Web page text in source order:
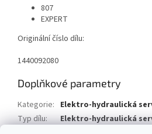
807
EXPERT
Originální číslo dílu:
1440092080
Doplňkové parametry
Kategorie: Elektro-hydraulická
Typ dílu:
Elektro-hydraulická